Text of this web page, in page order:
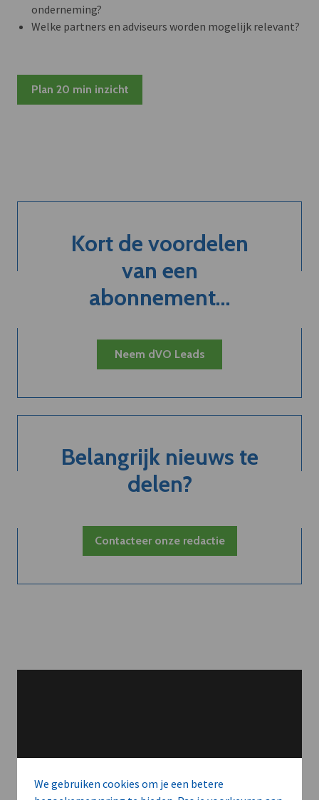
We gebruiken cookies om je een betere
onderneming?
Welke partners en adviseurs worden mogelijk relevant?
Plan 20 min inzicht
Kort de voordelen
van een
abonnement...
Neem dVO Leads
Belangrijk nieuws te
delen?
Contacteer onze redactie